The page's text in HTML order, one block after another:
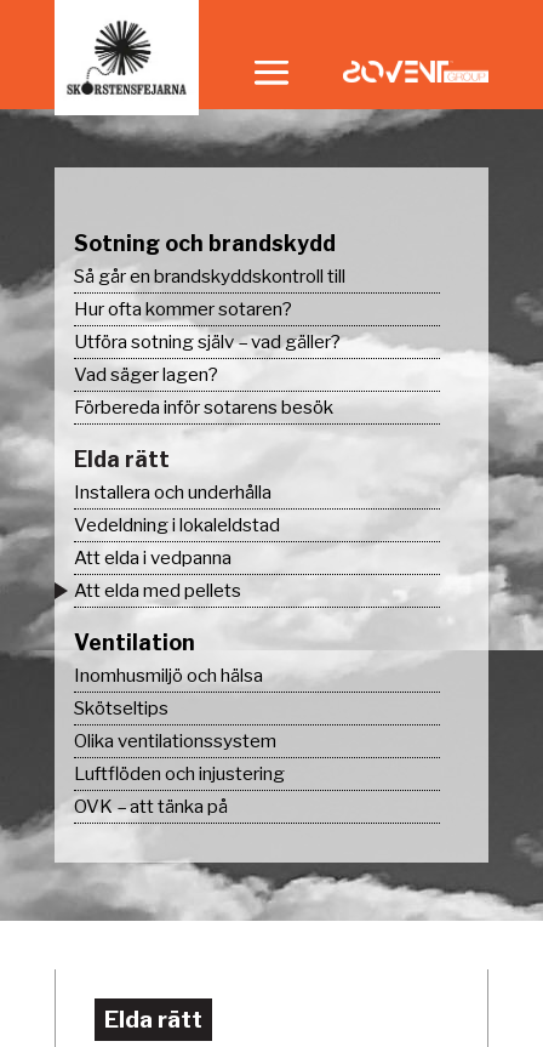
Sotning och brandskydd
Så går en brandskyddskontroll till
Hur ofta kommer sotaren?
Utföra sotning själv – vad gäller?
Vad säger lagen?
Förbereda inför sotarens besök
Elda rätt
Installera och underhålla
Vedeldning i lokaleldstad
Att elda i vedpanna
Att elda med pellets
Ventilation
Inomhusmiljö och hälsa
Skötseltips
Olika ventilationssystem
Luftflöden och injustering
OVK – att tänka på
Elda rätt